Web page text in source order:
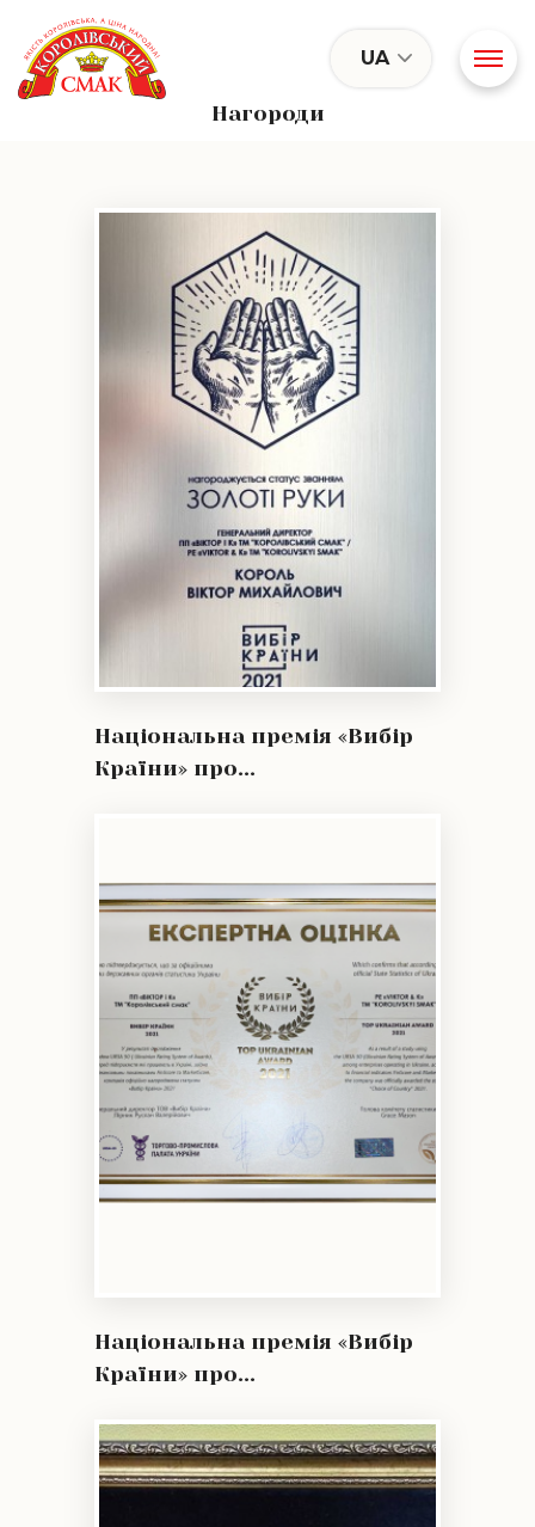
Нагороди
UA
Національна премія «Вибір
Країни» про...
Національна премія «Вибір
Країни» про...